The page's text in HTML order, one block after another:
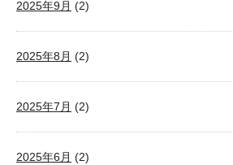
2025年9月 (2)
2025年8月 (2)
2025年7月 (2)
2025年6月 (2)